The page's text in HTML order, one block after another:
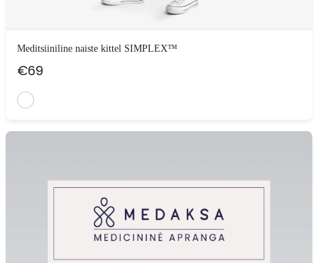
Meditsiiniline naiste kittel SIMPLEX™
€69